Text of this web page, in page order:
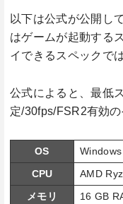
以下は公式が公開し
はゲームが起動する
イできるスペックで
公式によると、最低
定/30fps/FSR2有効
OS
Windows
CPU
AMD
メモリ
16 GB